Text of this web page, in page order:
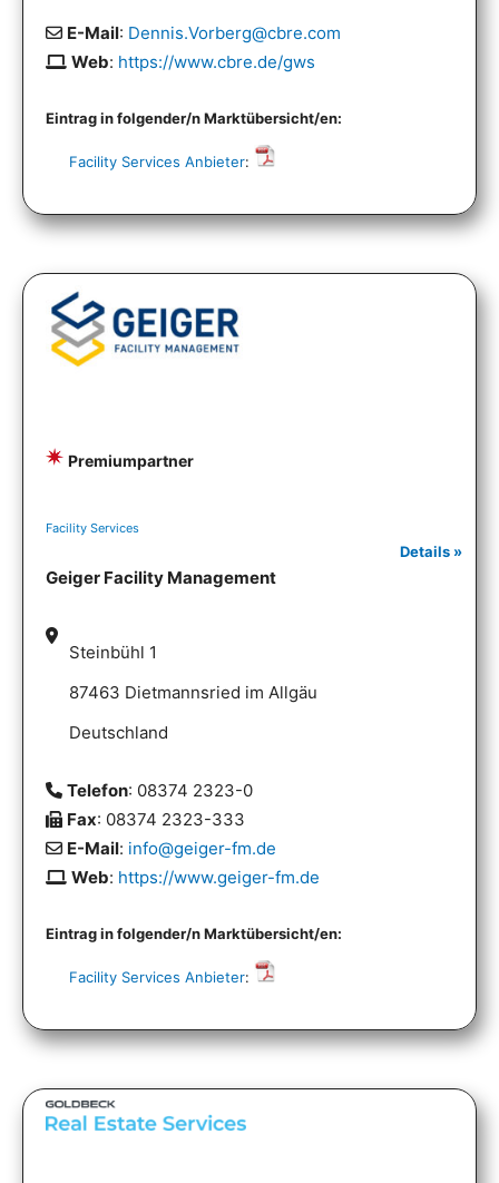
Eintrag in folgender/n Marktübersicht/en:
Facility Services Anbieter:
E-Mail: Dennis.Vorberg@cbre.com
Web: https://www.cbre.de/gws
Premiumpartner
Facility Services
Details »
Geiger Facility Management
Eintrag in folgender/n Marktübersicht/en:
Facility Services Anbieter:
Steinbühl 1
87463 Dietmannsried im Allgäu
Deutschland
Telefon: 08374 2323-0
Fax: 08374 2323-333
E-Mail: info@geiger-fm.de
Web: https://www.geiger-fm.de